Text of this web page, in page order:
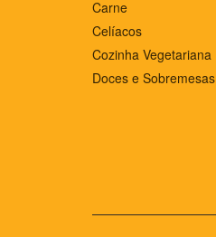
Carne
Celíacos
Cozinha Vegetariana
Doces e Sobremesas